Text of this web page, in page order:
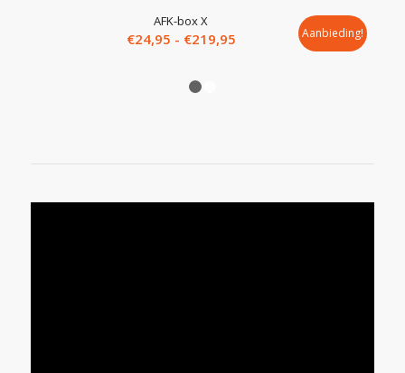
AFK-box X
€24,95 - €219,95Prijsklasse:Aanbieding!